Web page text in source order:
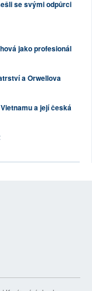
se svými odpůrci
jako profesionál
a Orwellova
a její česká